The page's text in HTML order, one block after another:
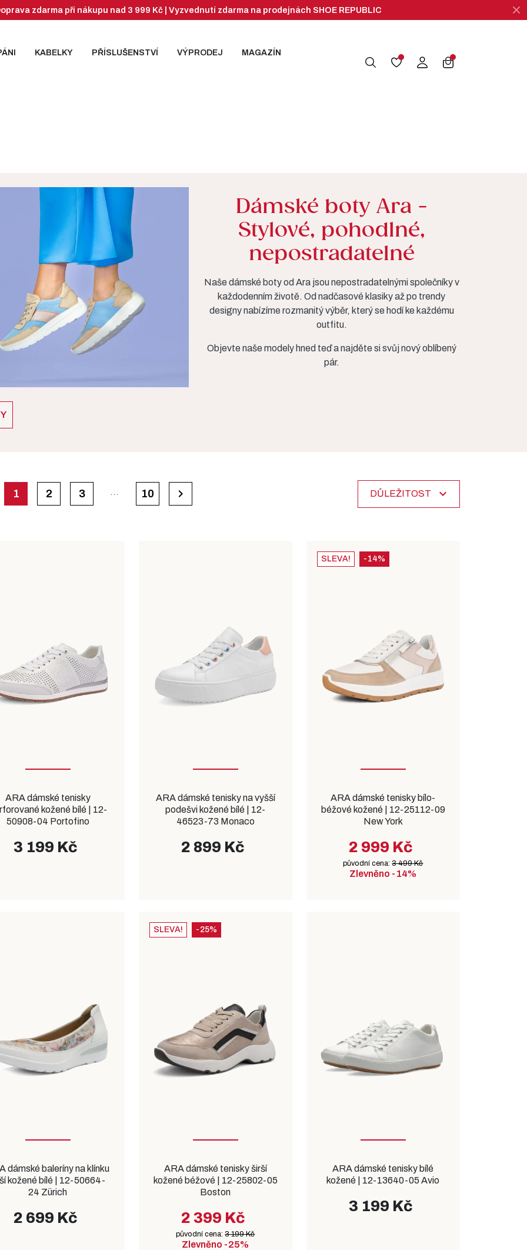
zdarma při nákupu nad 3 999 Kč | Vyzvednutí zdarma na prodejnách SHOE REPUBLIC
KABELKY PŘÍSLUŠENSTVÍ VÝPRODEJ MAGAZÍN
Dámské boty Ara -
Stylové, pohodlné,
nepostradatelné
Naše dámské boty od Ara jsou nepostradatelnými společníky v
každodenním životě. Od nadčasové klasiky až po trendy
designy nabízíme rozmanitý výběr, který se hodí ke každému
outfitu.
Objevte naše modely hned teď a najděte si svůj nový oblíbený
pár.
1 2 3 … 10  DŮLEŽITOST expand_more
ARA dámské tenisky
kožené bílé | 12-
50908-04 Portofino
3 199 Kč
ARA dámské tenisky na vyšší
podešvi kožené bílé | 12-
46523-73 Monaco
2 899 Kč
SLEVA! -14%
ARA dámské tenisky bílo-
béžové kožené | 12-25112-09
New York
2 999 Kč
původní cena:3 499 Kč
Zlevněno -14%
dámské baleríny na klínku
kožené bílé | 12-50664-
24 Zürich
2 699 Kč
SLEVA! -25%
ARA dámské tenisky širší
kožené béžové | 12-25802-05
Boston
2 399 Kč
původní cena:3 199 Kč
Zlevněno -25%
ARA dámské tenisky bílé
kožené | 12-13640-05 Avio
3 199 Kč